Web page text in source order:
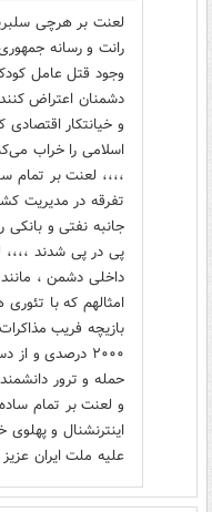
لعنت بر هرچی
رانت و رسانه
وجود قتل عامل
دشمنان اعتراض
و خیانتکار
اسلامی را خراب
تفرقه در مدیریت
جانبه نفتی و بانکی
پی در پی شدند ،،،،
داخلی دشمن ،
بازیچه فریب
۲۰۰۰ درصدی و
حمله و ترور
و لعنت بر تمام
اینترنشنال و
علیه ملت ایران